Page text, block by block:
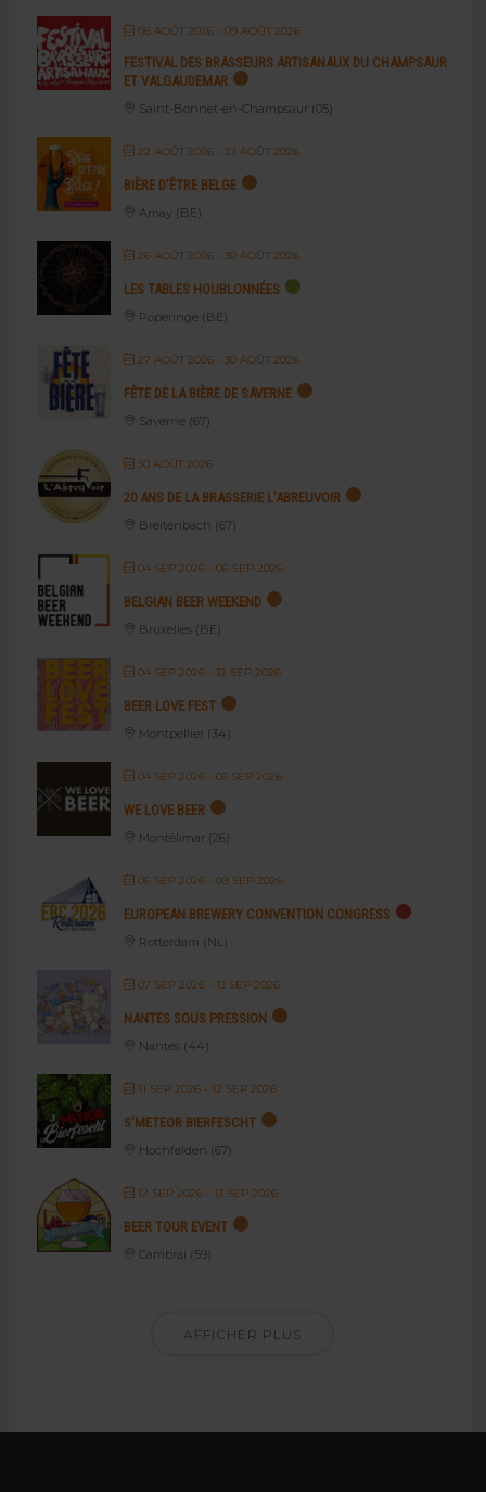
08 AOÛT 2026- 09 AOÛT 2026
FESTIVAL DES BRASSEURS ARTISANAUX DU CHAMPSAUR
ET VALGAUDEMAR
Saint-Bonnet-en-Champsaur (05)
22 AOÛT 2026- 23 AOÛT 2026
BIÈRE D’ÊTRE BELGE
Amay (BE)
26 AOÛT 2026- 30 AOÛT 2026
LES TABLES HOUBLONNÉES
Poperinge (BE)
27 AOÛT 2026- 30 AOÛT 2026
FÊTE DE LA BIÈRE DE SAVERNE
Saverne (67)
30 AOÛT 2026
20 ANS DE LA BRASSERIE L’ABREUVOIR
Breitenbach (67)
04 SEP 2026- 06 SEP 2026
BELGIAN BEER WEEKEND
Bruxelles (BE)
04 SEP 2026- 12 SEP 2026
BEER LOVE FEST
Montpellier (34)
04 SEP 2026- 05 SEP 2026
WE LOVE BEER
Montélimar (26)
06 SEP 2026- 09 SEP 2026
EUROPEAN BREWERY CONVENTION CONGRESS
Rotterdam (NL)
07 SEP 2026- 13 SEP 2026
NANTES SOUS PRESSION
Nantes (44)
11 SEP 2026- 12 SEP 2026
S’METEOR BIERFESCHT
Hochfelden (67)
12 SEP 2026- 13 SEP 2026
BEER TOUR EVENT
Cambrai (59)
AFFICHER PLUS